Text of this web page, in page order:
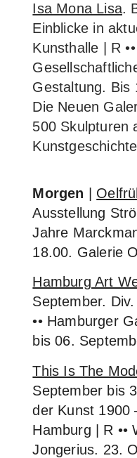
Isa Mona Lisa.
Einblicke in
Kunsthalle | R
Gestaltung. Bis
Die Neuen
500 Skulpturen
Morgen
Ausstellung
Jahre
18.00. Galerie
Hamburg Art
September.
•• Hamburger
bis 06.
This Is The
September bis
der Kunst 1900
Hamburg | R ••
Jongerius. 23.